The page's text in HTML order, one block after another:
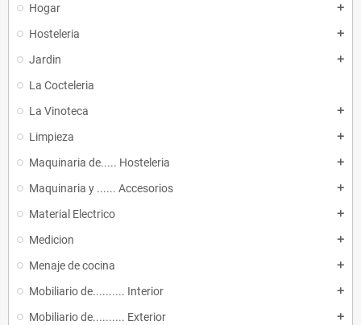
Hogar add
Hosteleria add
Jardin add
La Cocteleria
La Vinoteca
add
Limpieza add
Maquinaria de..... Hosteleria add
Maquinaria y ...... Accesorios add
Material Electrico add
Medicion add
Menaje de cocina add
Mobiliario de.......... Interior add
Mobiliario de.......... Exterior add